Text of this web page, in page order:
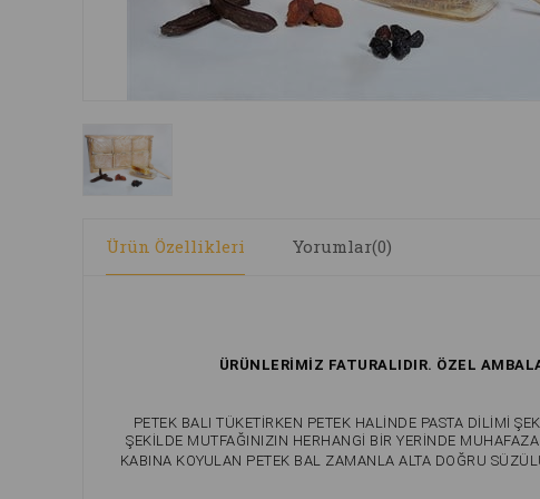
Ürün Özellikleri Yorumlar(0)
ÜRÜNLERİMİZ FATURALIDIR. ÖZEL
PETEK BALI TÜKETİRKEN PETEK HALİNDE PASTA DİLİMİ
ŞEKİLDE MUTFAĞINIZIN HERHANGİ BİR YERİNDE
KABINA KOYULAN PETEK BAL ZAMANLA ALTA DOĞRU